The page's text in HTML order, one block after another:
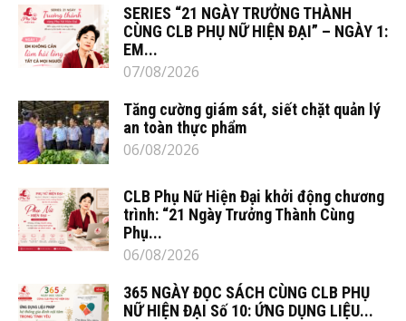
SERIES “21 NGÀY TRƯỞNG THÀNH
CÙNG CLB PHỤ NỮ HIỆN ĐẠI” – NGÀY 1:
EM...
07/08/2026
Tăng cường giám sát, siết chặt quản lý
an toàn thực phẩm
06/08/2026
CLB Phụ Nữ Hiện Đại khởi động chương
trình: “21 Ngày Trưởng Thành Cùng
Phụ...
06/08/2026
365 NGÀY ĐỌC SÁCH CÙNG CLB PHỤ
NỮ HIỆN ĐẠI Số 10: ỨNG DỤNG LIỆU...